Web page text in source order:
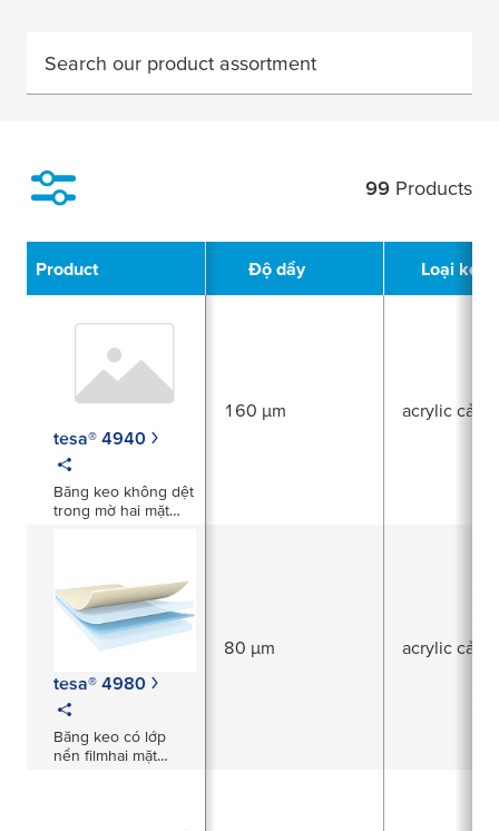
Search our product assortment
99 Products
Product Độ dầy Loại keo
tesa® 4940
Băng keo không dệt
trong mờ hai mặt
160 µm acrylic cải
tesa® 4980
Băng keo có lớp
nền filmhai mặt
80 µm acrylic cải